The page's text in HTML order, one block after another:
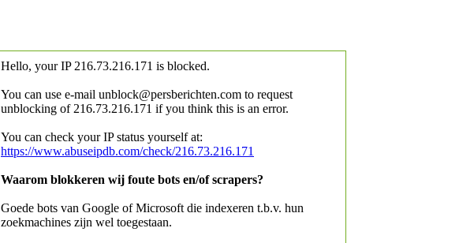
Hello, your IP 216.73.216.171 is blocked.
You can use e-mail unblock@persberichten.com to request
unblocking of 216.73.216.171 if you think this is an error.
You can check your IP status yourself at:
https://www.abuseipdb.com/check/216.73.216.171
Waarom blokkeren wij foute bots en/of scrapers?
Goede bots van Google of Microsoft die indexeren t.b.v. hun
zoekmachines zijn wel toegestaan.